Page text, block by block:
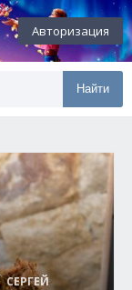
Авторизация
Найти
СЕРГЕЙ